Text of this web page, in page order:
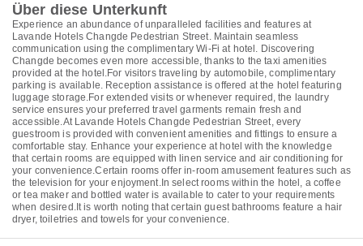
Über diese Unterkunft
Experience an abundance of unparalleled facilities and features at
Lavande Hotels Changde Pedestrian Street. Maintain seamless
communication using the complimentary Wi-Fi at hotel. Discovering
Changde becomes even more accessible, thanks to the taxi amenities
provided at the hotel.For visitors traveling by automobile, complimentary
parking is available. Reception assistance is offered at the hotel featuring
luggage storage.For extended visits or whenever required, the laundry
service ensures your preferred travel garments remain fresh and
accessible.At Lavande Hotels Changde Pedestrian Street, every
guestroom is provided with convenient amenities and fittings to ensure a
comfortable stay. Enhance your experience at hotel with the knowledge
that certain rooms are equipped with linen service and air conditioning for
your convenience.Certain rooms offer in-room amusement features such as
the television for your enjoyment.In select rooms within the hotel, a coffee
or tea maker and bottled water is available to cater to your requirements
when desired.It is worth noting that certain guest bathrooms feature a hair
dryer, toiletries and towels for your convenience.